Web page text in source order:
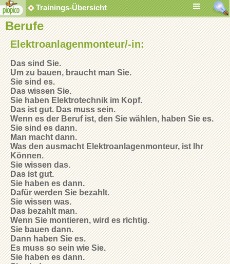
Berufe
Elektroanlagenmonteur/-in:
Das sind Sie.
Um zu bauen, braucht man Sie.
Sie sind es.
Das wissen Sie.
Sie haben Elektrotechnik im Kopf.
Das ist gut. Das muss sein.
Wenn es der Beruf ist, den Sie wählen, haben Sie es.
Sie sind es dann.
Man macht dann.
Was den ausmacht Elektroanlagenmonteur, ist Ihr
Können.
Sie wissen das.
Das ist gut.
Sie haben es dann.
Dafür werden Sie bezahlt.
Sie wissen was.
Das bezahlt man.
Wenn Sie montieren, wird es richtig.
Sie bauen dann.
Dann haben Sie es.
Es muss so sein wie Sie.
Sie haben es dann.
Trainings-Übersicht